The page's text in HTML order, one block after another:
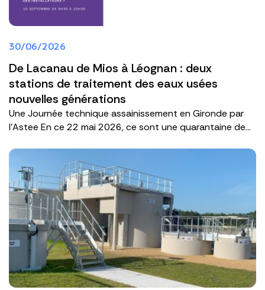
30/06/2026
De Lacanau de Mios à Léognan : deux
stations de traitement des eaux usées
nouvelles générations
Une Journée technique assainissement en Gironde par
l'Astee En ce 22 mai 2026, ce sont une quarantaine de...